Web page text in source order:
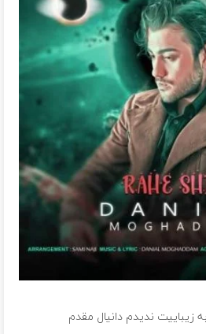
زیباییت ندیدمدانیال مقدم